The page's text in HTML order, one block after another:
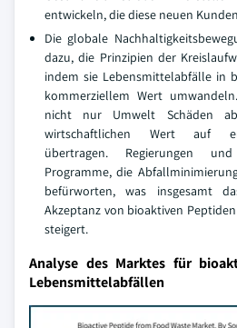
entwickeln, die diese neuen
Die globale
dazu, die Prinzipien der
indem sie Lebensmittelabfälle in
kommerziellem Wert
nicht nur Umwelt Schäden
wirtschaftlichen Wert auf
übertragen. Regierungen
Programme, die
befürworten, was insgesamt
Akzeptanz von bioaktiven
steigert.
Analyse des Marktes für
Lebensmittelabfällen